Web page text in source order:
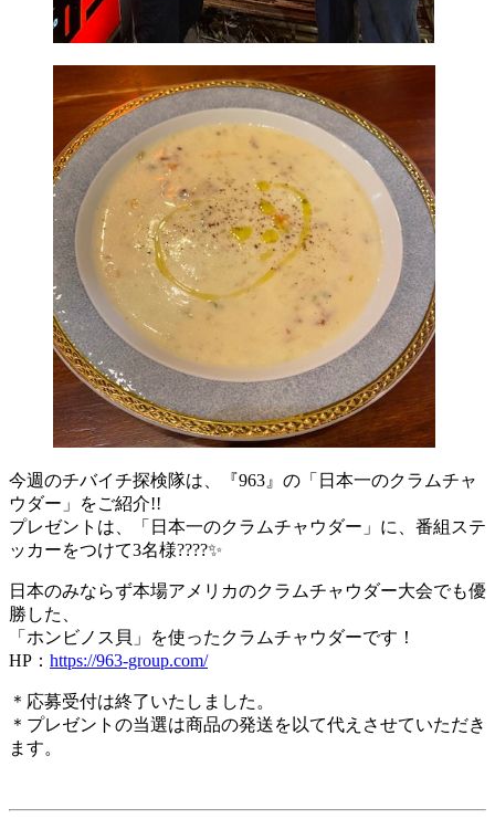
今週のチバイチ探検隊は、『963』の「日本一のクラムチャ
ウダー」をご紹介!!
プレゼントは、「日本一のクラムチャウダー」に、番組ステ
ッカーをつけて3名様????✨
日本のみならず本場アメリカのクラムチャウダー大会でも優
勝した、
「ホンビノス貝」を使ったクラムチャウダーです！
HP： https://963-group.com/
＊応募受付は終了いたしました。
＊プレゼントの当選は商品の発送を以て代えさせていただき
ます。